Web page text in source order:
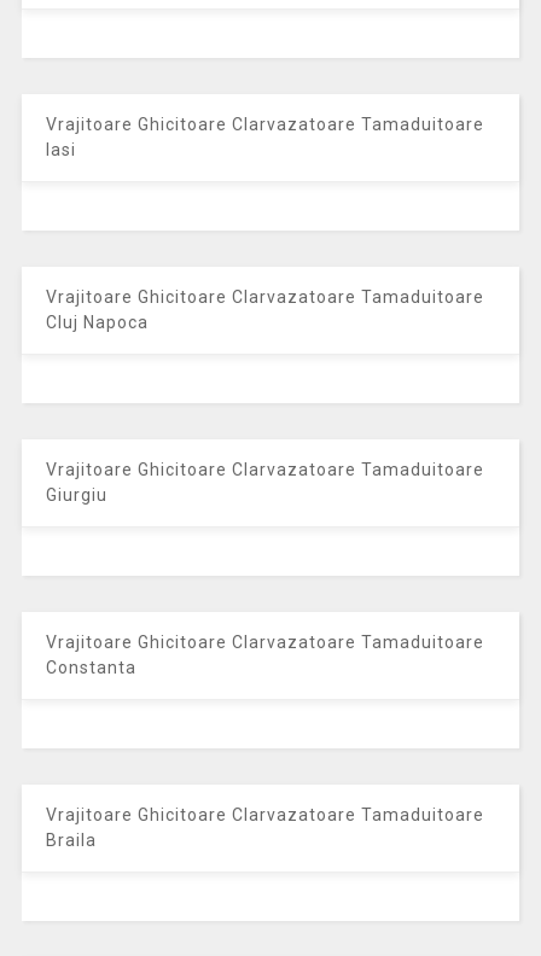
Vrajitoare Ghicitoare Clarvazatoare Tamaduitoare
Iasi
Vrajitoare Ghicitoare Clarvazatoare Tamaduitoare
Cluj Napoca
Vrajitoare Ghicitoare Clarvazatoare Tamaduitoare
Giurgiu
Vrajitoare Ghicitoare Clarvazatoare Tamaduitoare
Constanta
Vrajitoare Ghicitoare Clarvazatoare Tamaduitoare
Braila